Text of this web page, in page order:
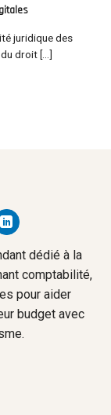
juridique des
droit [...]
dédié à la
comptabilité,
pour aider
budget avec